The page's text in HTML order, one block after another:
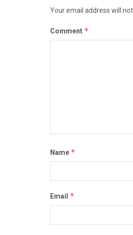
Your email address will not
Comment *
Name *
Email *